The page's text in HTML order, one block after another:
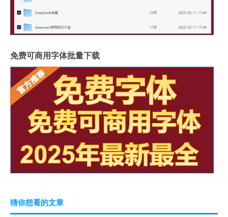
免费可商用字体批量下载
猜你想看的文章